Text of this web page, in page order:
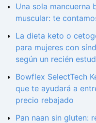
Una sola mancuerna
muscular: te
La dieta keto o
para mujeres con
según un recién
Bowflex SelectTech
que te ayudará a
precio rebajado
Pan naan sin gluten: